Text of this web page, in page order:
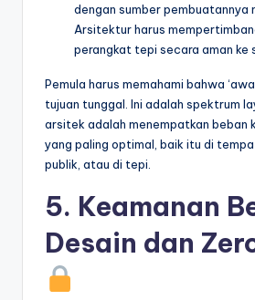
dengan sumber pembuatannya
Arsitektur harus
perangkat tepi secara aman ke
Pemula harus memahami bahwa
tujuan tunggal. Ini adalah spektrum
arsitek adalah menempatkan beban
yang paling optimal, baik itu di
publik, atau di tepi.
5. Keamanan
Desain dan